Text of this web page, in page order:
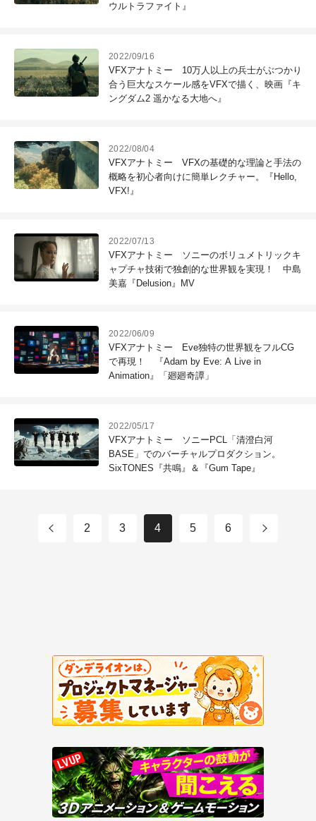
ウルトラファイト』
2022/09/16
VFXアナトミー 10万人以上の兵士がぶつかり
合う巨大なスケール感をVFXで描く、映画『キ
ングダム2 遥かなる大地へ』
2022/08/04
VFXアナトミー VFXの基礎的な理論と手法の
概略を初心者向けに簡単レクチャー。『Hello,
VFX!』
2022/07/13
VFXアナトミー ソニーのボリュメトリックキ
ャプチャ技術で独創的な世界観を実現！ 中島
美嘉『Delusion』MV
2022/06/09
VFXアナトミー Eve独特の世界観をフルCG
で再現！ 『Adam by Eve: A Live in
Animation』「廻廻奇譚」
2022/05/17
VFXアナトミー ソニーPCL「清澄白河
BASE」でのバーチャルプロダクション。
SixTONES『共鳴』＆『Gum Tape』
2 3 4 5 6